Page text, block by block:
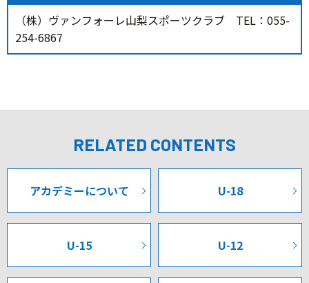
（株）ヴァンフォーレ山梨スポーツクラブ TEL：055-
254-6867
RELATED CONTENTS
アカデミーについて U-18
U-15 U-12